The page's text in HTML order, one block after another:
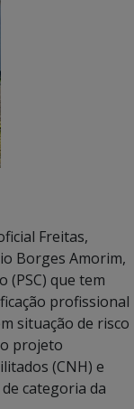
Freitas,
Borges Amorim,
(PSC) que tem
profissional
situação de risco
projeto
(CNH) e
categoria da